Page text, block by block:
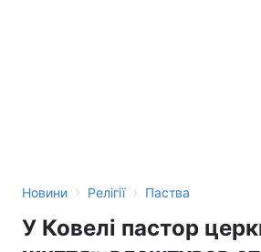
Новини › Релігії › Паства
У Ковелі пастор